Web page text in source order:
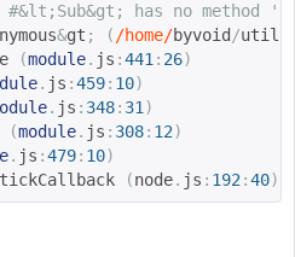
#&lt;Sub&gt; has no method
&gt ; ( /home/byvoid /
(module. js :441 : 26)
. js :459: 10)
. js : 348: 31 )
(module. js : 308: 12)
. js :479: 10)
_tickCallback (node. js : 192 :40)